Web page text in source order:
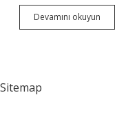
Devamını okuyun
Hangi
Sitemap